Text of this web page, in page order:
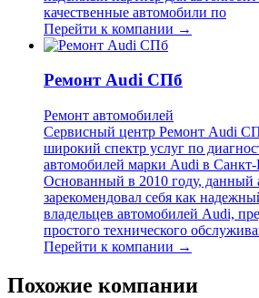
качественные автомобили по
Перейти к компании →
Ремонт Audi СПб
Ремонт автомобилей
Сервисный центр Ремонт Audi
широкий спектр услуг по
автомобилей марки Audi в Санкт-
Основанный в 2010 году, данный
зарекомендовал себя как
владельцев автомобилей Audi,
простого технического
Перейти к компании →
Похожие компании